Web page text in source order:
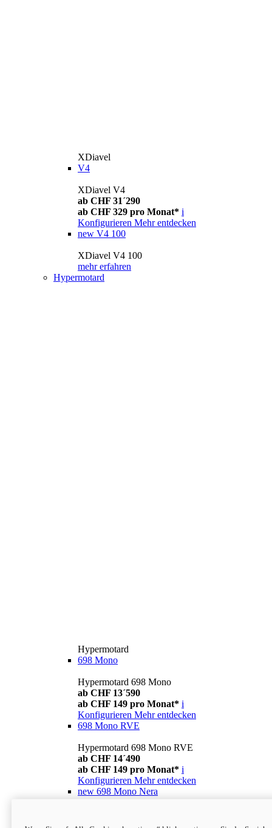
XDiavel
V4
XDiavel V4
ab CHF 31´290
ab CHF 329 pro Monat* i
Konfigurieren Mehr entdecken
new V4 100
XDiavel V4 100
mehr erfahren
Hypermotard
Hypermotard
698 Mono
Hypermotard 698 Mono
ab CHF 13´590
ab CHF 149 pro Monat* i
Konfigurieren Mehr entdecken
698 Mono RVE
Hypermotard 698 Mono RVE
ab CHF 14´490
ab CHF 149 pro Monat* i
Konfigurieren Mehr entdecken
new 698 Mono Nera
ab CHF 13´990